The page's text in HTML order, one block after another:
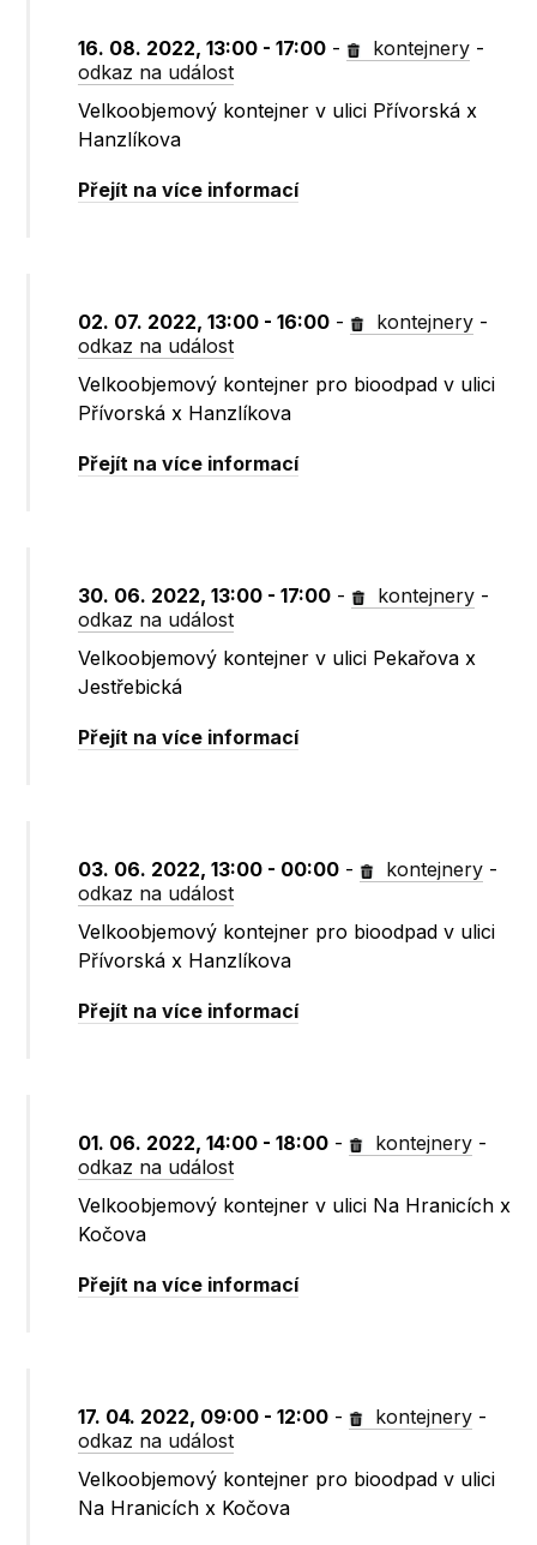
16. 08. 2022, 13:00 - 17:00 - kontejnery -
odkaz na událost
Velkoobjemový kontejner v ulici Přívorská x
Hanzlíkova
Přejít na více informací
02. 07. 2022, 13:00 - 16:00 - kontejnery -
odkaz na událost
Velkoobjemový kontejner pro bioodpad v ulici
Přívorská x Hanzlíkova
Přejít na více informací
30. 06. 2022, 13:00 - 17:00 - kontejnery -
odkaz na událost
Velkoobjemový kontejner v ulici Pekařova x
Jestřebická
Přejít na více informací
03. 06. 2022, 13:00 - 00:00 - kontejnery -
odkaz na událost
Velkoobjemový kontejner pro bioodpad v ulici
Přívorská x Hanzlíkova
Přejít na více informací
01. 06. 2022, 14:00 - 18:00 - kontejnery -
odkaz na událost
Velkoobjemový kontejner v ulici Na Hranicích x
Kočova
Přejít na více informací
17. 04. 2022, 09:00 - 12:00 - kontejnery -
odkaz na událost
Velkoobjemový kontejner pro bioodpad v ulici
Na Hranicích x Kočova